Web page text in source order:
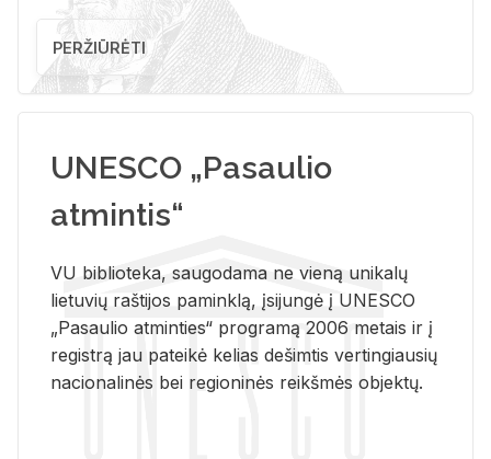
PERŽIŪRĖTI
UNESCO „Pasaulio
atmintis“
VU biblioteka, saugodama ne vieną unikalų
lietuvių raštijos paminklą, įsijungė į UNESCO
„Pasaulio atminties“ programą 2006 metais ir į
registrą jau pateikė kelias dešimtis vertingiausių
nacionalinės bei regioninės reikšmės objektų.